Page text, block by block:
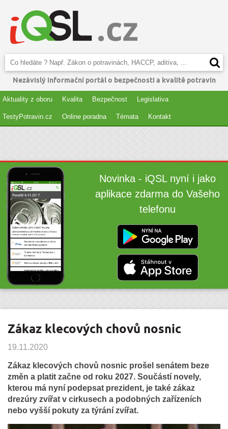
Nezávislý informační portál o bezpečnosti a kvalitě potravin
Aktuality z oboru Kvalita Bezpečnost Legislativa
TestyPotravin.cz Online poradna Témata Kontakt
Novinka - iQSL nyní i jako
aplikace zdarma do Vašeho
telefonu
Zákaz klecových chovů nosnic
19.11.2020
Zákaz klecových chovů nosnic prošel senátem beze
změn a platit začne od roku 2027. Součástí novely,
kterou má nyní podepsat prezident, je také zákaz
drezúry zvířat v cirkusech a podobných zařízeních
nebo vyšší pokuty za týrání zvířat.